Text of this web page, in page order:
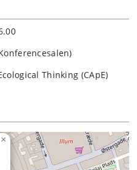
Thinking (CApE)
×